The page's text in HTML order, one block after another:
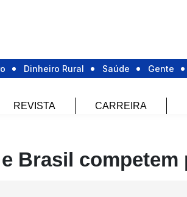
Dinheiro Rural Saúde Gente
REVISTA CARREIRA
Brasil